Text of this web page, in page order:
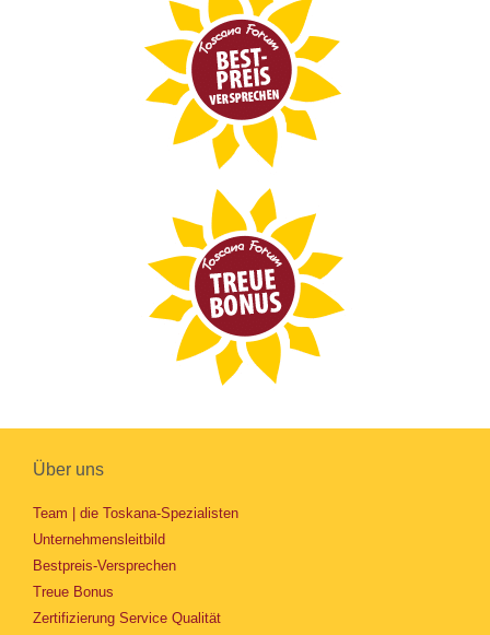
Über uns
Team | die Toskana-Spezialisten
Unternehmensleitbild
Bestpreis-Versprechen
Treue Bonus
Zertifizierung Service Qualität